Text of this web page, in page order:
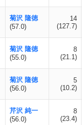
菊沢 隆徳
(57.0)
14
(127.7)
菊沢 隆徳
(55.0)
8
(21.1)
菊沢 隆徳
(56.0)
5
(10.2)
芹沢 純一
(56.0)
8
(23.4)